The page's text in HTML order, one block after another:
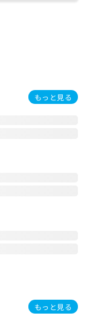
もっと見る
もっと見る